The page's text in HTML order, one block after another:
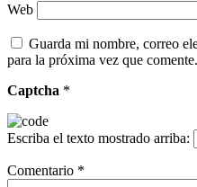
Web
Guarda mi nombre, correo
para la próxima vez que comente.
Captcha *
Escriba el texto mostrado arriba:
Comentario *